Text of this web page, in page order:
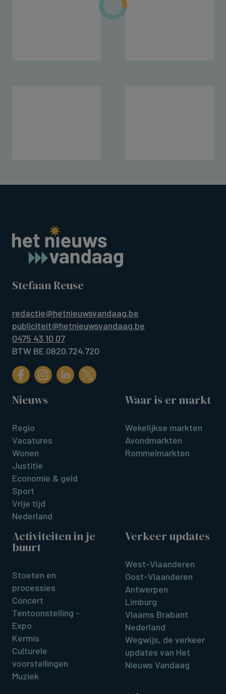
Stefaan Reuse
redactie@hetnieuwsvandaag.be
publiciteit@hetnieuwsvandaag.be
0475 43 10 07
BTW BE 0820.724.720
Nieuws
Regio
Vacatures
Wonen
Justitie
Economie & geld
Sport
Vrije tijd
Nederland
Waar is er markt
Wekelijkse markten
Avondmarkten
Rommelmarkten
Activiteiten in je
buurt
Stoeten en
processies
Concert
Tentoonstelling -
Expo
Kermis
Culturele
voorstellingen
Muziek
Verkeer updates
West-Vlaanderen
Oost-Vlaanderen
Antwerpen
Limburg
Vlaams Brabant
Nederland
Wegwijs, de verkeer
updates van Het
Nieuws Vandaag